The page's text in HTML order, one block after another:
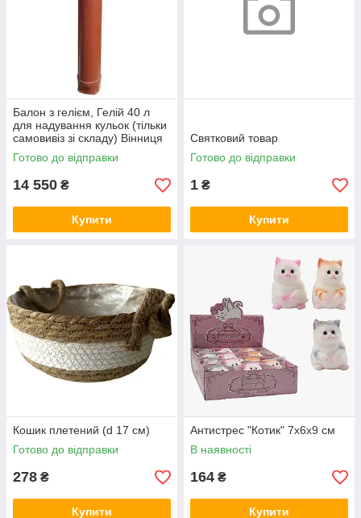
Балон з гелієм, Гелій 40 л
для надування кульок (тільки
самовивіз зі складу) Вінниця
Готово до відправки
14 550 ₴
Купити
Святковий товар
Готово до відправки
1 ₴
Купити
Кошик плетений (d 17 см)
Готово до відправки
278 ₴
Купити
Антистрес "Котик" 7х6х9 см
В наявності
164 ₴
Купити